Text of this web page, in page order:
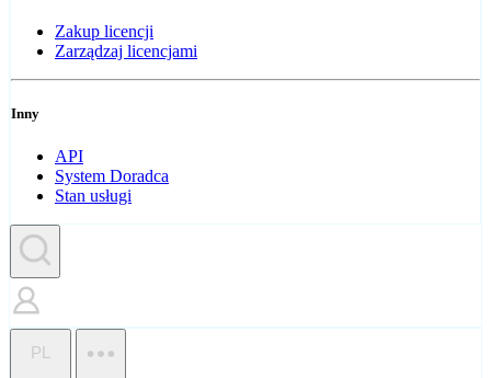
Zakup licencji
Zarządzaj licencjami
Inny
API
System Doradca
Stan usługi
PL